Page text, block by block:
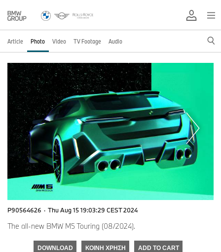
Article Photo Video TV Footage Audio
P90564626 · Thu Aug 15 19:03:29 CEST 2024
The all-new BMW M5 Touring (08/2024).
DOWNLOAD ΚΟΙΝΉ ΧΡΉΣΗ ADD TO CART